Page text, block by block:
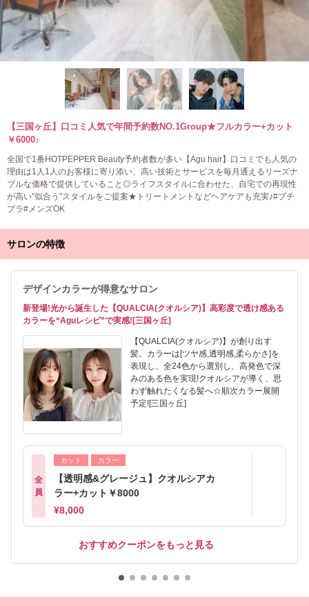
【三国ヶ丘】口コミ人気で年間予約数NO.1Group★フルカラー+カット
￥6000♪
全国で1番HOTPEPPER Beauty予約者数が多い【Agu hair】口コミでも人気の
理由は1人1人のお客様に寄り添い、高い技術とサービスを毎月通えるリーズナ
ブルな価格で提供していること◎ライフスタイルに合わせた、自宅での再現性
が高い"似合う"スタイルをご提案★トリートメントなどヘアケアも充実♪#プチ
プラ#メンズOK
サロンの特徴
デザインカラーが得意なサロン
新登場!光から誕生した【QUALCIA(クオルシア)】高彩度で透け感ある
カラーを“Aguレシピ”で実感![三国ヶ丘]
【QUALCIA(クオルシア)】が創り出す
髪。カラーは[ツヤ感,透明感,柔らかさ]を
表現し、全24色から選別し、高発色で深
みのある色を実現!クオルシアが導く、思
わず触れたくなる髪へ☆順次カラー展開
予定![三国ヶ丘]
全
員
カット カラー
【透明感&グレージュ】クオルシアカ
ラー+カット￥8000
¥8,000
おすすめクーポンをもっと見る